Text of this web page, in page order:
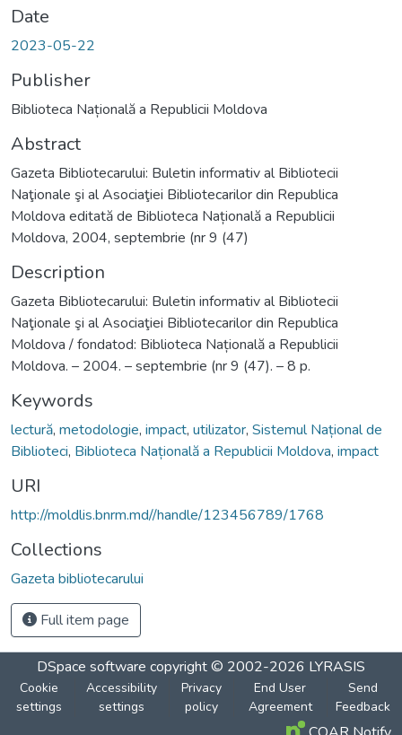
Date
2023-05-22
Publisher
Biblioteca Națională a Republicii Moldova
Abstract
Gazeta Bibliotecarului: Buletin informativ al Bibliotecii
Naţionale şi al Asociaţiei Bibliotecarilor din Republica
Moldova editată de Biblioteca Națională a Republicii
Moldova, 2004, septembrie (nr 9 (47)
Description
Gazeta Bibliotecarului: Buletin informativ al Bibliotecii
Naţionale şi al Asociaţiei Bibliotecarilor din Republica
Moldova / fondatod: Biblioteca Națională a Republicii
Moldova. – 2004. – septembrie (nr 9 (47). – 8 p.
Keywords
lectură, metodologie, impact, utilizator, Sistemul Național de
Biblioteci, Biblioteca Națională a Republicii Moldova, impact
URI
http://moldlis.bnrm.md//handle/123456789/1768
Collections
Gazeta bibliotecarului
Full item page
DSpace software copyright © 2002-2026 LYRASIS
Cookie
settings
Accessibility
settings
Privacy
policy
End User
Agreement
Send
Feedback